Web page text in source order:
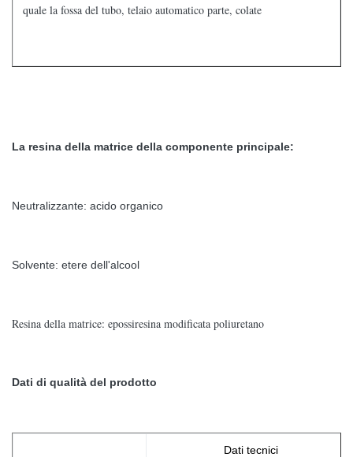
quale la fossa del tubo, telaio automatico parte, colate
La resina della matrice della componente principale:
Neutralizzante: acido organico
Solvente: etere dell'alcool
Resina della matrice: epossiresina modificata poliuretano
Dati di qualità del prodotto
Dati tecnici